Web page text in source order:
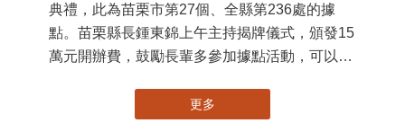
典禮，此為苗栗市第27個、全縣第236處的據
點。苗栗縣長鍾東錦上午主持揭牌儀式，頒發15
萬元開辦費，鼓勵長輩多參加據點活動，可以更
更多